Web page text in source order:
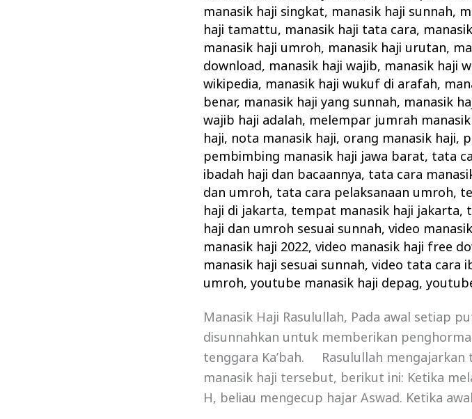
manasik haji singkat, manasik haji sunnah,
haji tamattu, manasik haji tata cara,
manasik haji umroh, manasik haji urutan,
download, manasik haji wajib, manasik haji
wikipedia, manasik haji wukuf di arafah,
benar, manasik haji yang sunnah, manasik
wajib haji adalah, melempar jumrah
haji, nota manasik haji, orang manasik haji,
pembimbing manasik haji jawa barat, tata
ibadah haji dan bacaannya, tata cara
dan umroh, tata cara pelaksanaan umroh,
haji di jakarta, tempat manasik haji jakarta,
haji dan umroh sesuai sunnah,video
manasik haji 2022,video manasik haji free
manasik haji sesuai sunnah,video tata cara
umroh,youtube manasik haji depag,
Manasik Haji Rasulullah, Pada awal setiap
disunnahkan untuk memberikan
tenggara Ka’bah. Rasulullah
manasik haji tersebut, berikut ini: Ketika
H, beliau mengecup hajar Aswad. Ketika